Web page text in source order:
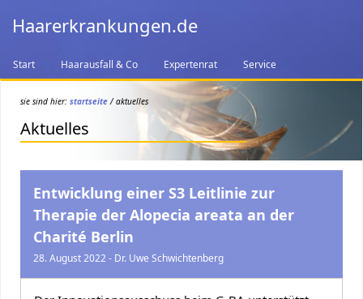
Haarerkrankungen.de
Start Haarausfall & Co Expertenrat Service
sie sind hier: startseite/ aktuelles
Aktuelles
Entwicklung einer S3 Leitlinie zur
Therapie der Alopecia areata an der
Charité Berlin
28. August 2022 - Dr. Uwe Schwichtenberg